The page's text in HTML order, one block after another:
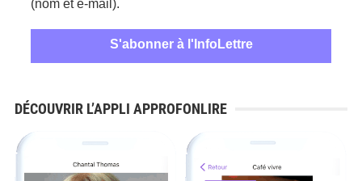
(nom et e-mail).
DÉCOUVRIR L’APPLI APPROFONLIRE